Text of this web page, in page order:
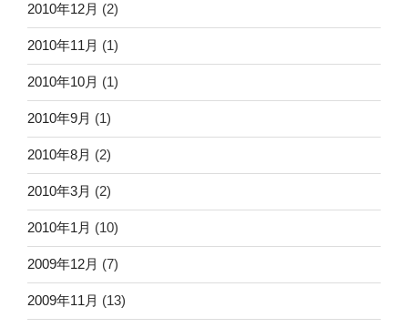
2010年12月 (2)
2010年11月 (1)
2010年10月 (1)
2010年9月 (1)
2010年8月 (2)
2010年3月 (2)
2010年1月 (10)
2009年12月 (7)
2009年11月 (13)